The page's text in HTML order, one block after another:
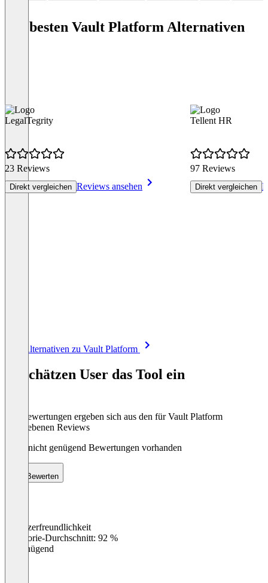
Die besten Vault Platform Alternativen
LegalTegrity
23 Reviews
Direkt vergleichen Reviews ansehen
Tellent HR
97 Reviews
Direkt vergleichen
Alle Alternativen zu Vault Platform
So schätzen User das Tool ein
Die Bewertungen ergeben sich aus den für Vault Platform
abgegebenen Reviews
Noch nicht genügend Bewertungen vorhanden
Bewerten
Benutzerfreundlichkeit
Kategorie-Durchschnitt: 92 %
Ungenügend